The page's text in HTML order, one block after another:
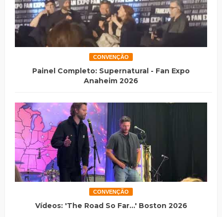
CONVENÇÃO
Painel Completo: Supernatural - Fan Expo
Anaheim 2026
CONVENÇÃO
Vídeos: 'The Road So Far...' Boston 2026